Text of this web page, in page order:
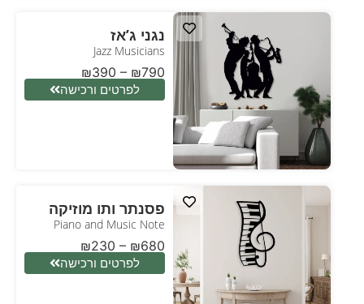
נגני ג’אז
Jazz Musicians
₪390 – ₪790
לפרטים ורכישה
פסנתר ותו מוזיקה
Piano and Music Note
₪230 – ₪680
לפרטים ורכישה